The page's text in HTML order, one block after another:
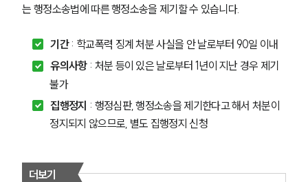
는 행정소송법에 따른 행정소송을 제기할 수 있습니다.
기간 : 학교폭력 징계 처분 사실을 안 날로부터 90일 이내
유의사항 : 처분 등이 있은 날로부터 1년이 지난 경우 제기
불가
집행정지 : 행정심판, 행정소송을 제기한다고 해서 처분이
정지되지 않으므로, 별도 집행정지 신청
더보기